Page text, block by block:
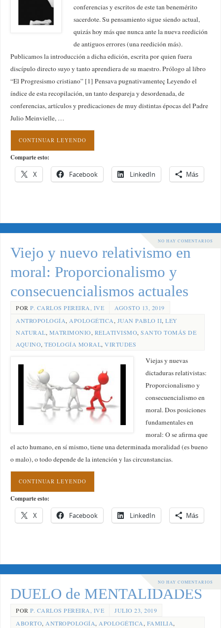
conferencias y escritos de este tan benemérito
sacerdote. Su pensamiento sigue siendo actual,
quizás hoy más que nunca ante la nueva reedición
de antiguos errores (una reedición más).
Publicamos la introducción a dicha edición, escrita por quien fuera
discípulo directo suyo y tanto aprendiera de su maestro. Prólogo al libro
“El Progresismo cristiano” [1] Pensava pugnativamenteç Leyendo el
índice de esta recopilación, un tanto despareja y desordenada, de
conferencias, artículos y predicaciones de muy distintas épocas del Padre
Julio Meinvielle, …
CONTINUAR LEYENDO
Comparte esto:
X Facebook LinkedIn Más
NO HAY COMENTARIOS
Viejo y nuevo relativismo en
moral: Proporcionalismo y
consecuencialismos actuales
PORP. CARLOS PEREIRA, IVE
AGOSTO 13, 2019
ANTROPOLOGÍA,APOLOGÉTICA, JUAN PABLO II,LEY
NATURAL, MATRIMONIO, RELATIVISMO,SANTO TOMÁS DE
AQUINO,TEOLOGÍA MORAL,VIRTUDES
Viejas y nuevas
dictaduras relativistas:
Proporcionalismo y
consecuencialismo en
moral. Dos posiciones
fundamentales en
moral: O se afirma que
el acto humano, en sí mismo, tiene una determinada moralidad (es bueno
o malo), o todo depende de la intención y las circunstancias.
CONTINUAR LEYENDO
Comparte esto:
X Facebook LinkedIn Más
NO HAY COMENTARIOS
DUELO de MENTALIDADES
PORP. CARLOS PEREIRA, IVE
JULIO 23, 2019
ABORTO,ANTROPOLOGÍA,APOLOGÉTICA, FAMILIA,